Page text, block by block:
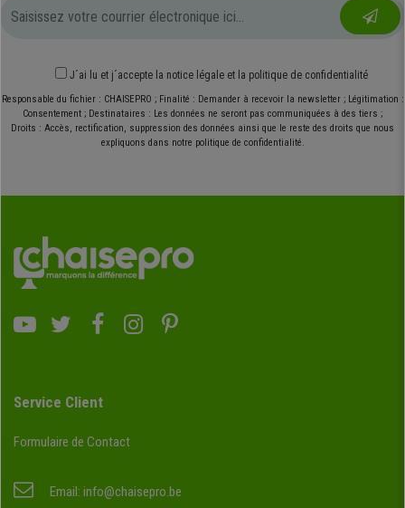
J´ai lu et j´accepte la notice légale et la politique de confidentialité
Responsable du fichier : CHAISEPRO ; Finalité : Demander à recevoir la newsletter ; Légitimation :
Consentement ; Destinataires : Les données ne seront pas communiquées à des tiers ;
Droits : Accès, rectification, suppression des données ainsi que le reste des droits que nous
expliquons dans notre politique de confidentialité.
Service Client
Formulaire de Contact
Email: info@chaisepro.be